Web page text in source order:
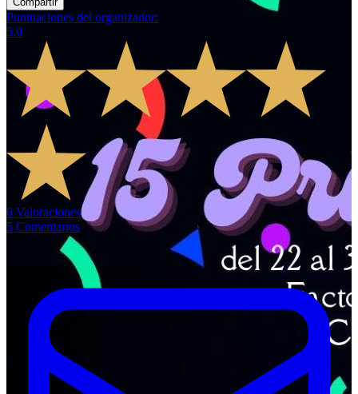
Puntuaciones del organizador:
5.0
6 Valoraciones
5 Comentarios